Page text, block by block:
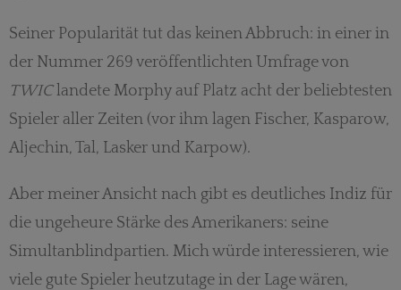
Seiner Popularität tut das keinen Abbruch: in einer in
der Nummer 269 veröffentlichten Umfrage von
TWIClandete Morphy auf Platz acht der beliebtesten
Spieler aller Zeiten (vor ihm lagen Fischer, Kasparow,
Aljechin, Tal, Lasker und Karpow).
Aber meiner Ansicht nach gibt es deutliches Indiz für
die ungeheure Stärke des Amerikaners: seine
Simultanblindpartien. Mich würde interessieren, wie
viele gute Spieler heutzutage in der Lage wären,